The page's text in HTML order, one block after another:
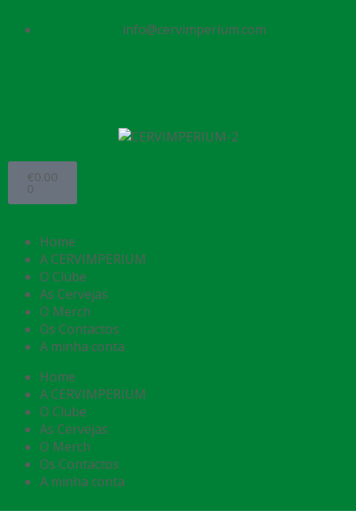
info@cervimperium.com
€0.00
0
Home
A CERVIMPERIUM
O Clube
As Cervejas
O Merch
Os Contactos
A minha conta
Home
A CERVIMPERIUM
O Clube
As Cervejas
O Merch
Os Contactos
A minha conta